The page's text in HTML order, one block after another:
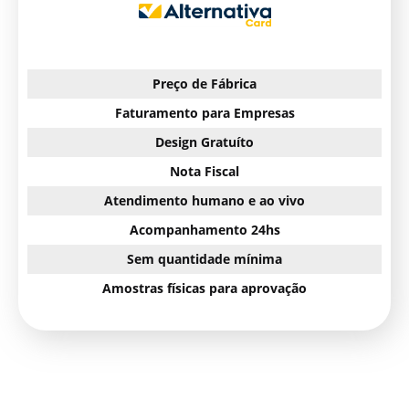
Preço de Fábrica
Faturamento para Empresas
Design Gratuíto
Nota Fiscal
Atendimento humano e ao vivo
Acompanhamento 24hs
Sem quantidade mínima
Amostras físicas para aprovação